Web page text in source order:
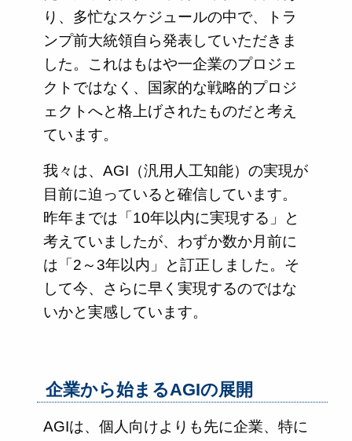
り、多忙なスケジュールの中で、トラ
ンプ前大統領自ら発表していただきま
した。これはもはや一企業のプロジェ
クトではなく、国家的な戦略的プロジ
ェクトへと格上げされたものだと考え
ています。
我々は、AGI（汎用人工知能）の実現が
目前に迫っていると確信しています。
昨年までは「10年以内に実現する」と
考えていましたが、わずか数か月前に
は「2～3年以内」と訂正しました。そ
して今、さらに早く実現するのではな
いかと実感しています。
企業から始まるAGIの展開
AGIは、個人向けよりも先に企業、特に